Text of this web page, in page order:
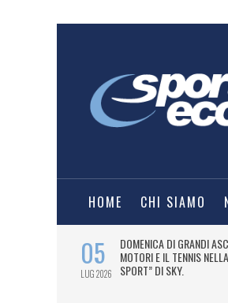
HOME CHI SIAMO
05
LUG 2026
DOMENICA DI GRANDI
MOTORI E IL TENNIS
SPORT” DI SKY.